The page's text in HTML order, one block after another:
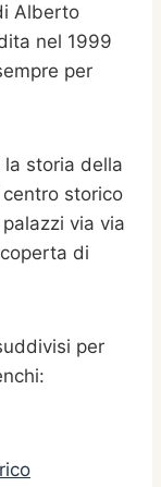
Alberto
nel 1999
per
la storia della
storico
via via
di
per